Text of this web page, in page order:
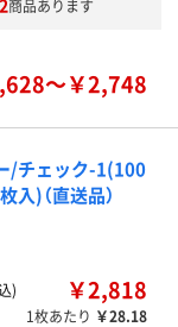
2商品あります
～￥2,748
/チェック-1(100
)（直送品）
) ￥2,818
1枚あたり ￥28.18